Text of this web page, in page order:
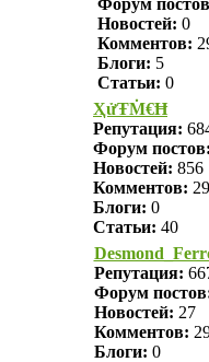
Форум
Новостей: 0
Комментов:
Блоги: 5
Статьи: 0
ҲửŦṀ€Ħ
Репутация:
Форум постов:
Новостей: 856
Комментов:
Блоги: 0
Статьи: 40
Репутация:
Форум
Новостей: 27
Комментов:
Блоги: 0